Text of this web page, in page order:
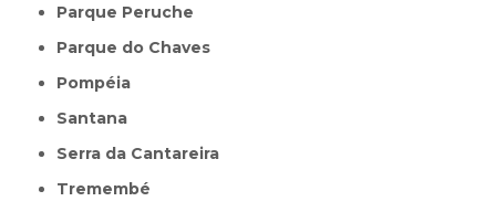
Parque Peruche
Parque do Chaves
Pompéia
Santana
Serra da Cantareira
Tremembé